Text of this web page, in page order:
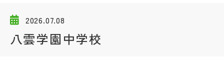
学校選び2026.07.08
八雲学園中学校